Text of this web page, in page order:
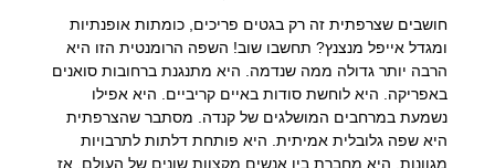
חושבים שצרפתית זה רק בגטים פריכים, כומתות אופנתיות
ומגדל אייפל מנצנץ? תחשבו שוב! השפה הרומנטית הזו היא
הרבה יותר גדולה ממה שנדמה. היא מתנגנת ברחובות סואנים
באפריקה. היא לוחשת סודות באיים קריביים. היא אפילו
נשמעת במרחבים המושלגים של קנדה. מסתבר שהצרפתית
היא שפה גלובלית אמיתית. היא פותחת דלתות לתרבויות
מגוונות. היא מחברת בין אנשים מקצוות שונים של העולם. אז